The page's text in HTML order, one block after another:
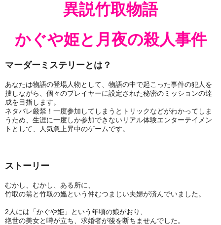
異説竹取物語
かぐや姫と月夜の殺人事件
マーダーミステリーとは？
あなたは物語の登場人物として、物語の中で起こった事件の犯人を
捜しながら、個々のプレイヤーに設定された秘密のミッションの達
成を目指します。
ネタバレ厳禁！一度参加してしまうとトリックなどがわかってしま
うため、生涯に一度しか参加できないリアル体験エンターテイメン
トとして、人気急上昇中のゲームです。
ストーリー
むかし、むかし、ある所に、
竹取の翁と竹取の媼という仲むつまじい夫婦が済んでいました。
2人には「かぐや姫」という年頃の娘がおり、
絶世の美女と噂が立ち、求婚者が後を断ちませんでした。